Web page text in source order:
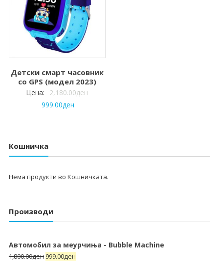
Детски смарт часовник
со GPS (модел 2023)
Цена: 2,180.00ден
999.00ден
Кошничка
Нема продукти во Кошничката.
Производи
Автомобил за меурчиња - Bubble Machine
1,800.00ден 999.00ден